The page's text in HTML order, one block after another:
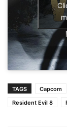
TAGS Capcom
Resident Evil 8